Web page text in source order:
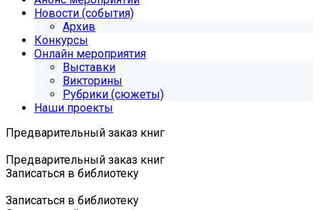
Новости (события)
Архив
Конкурсы
Онлайн мероприятия
Выставки
Викторины
Рубрики (сюжеты)
Наши проекты
Предварительный заказ книг
Предварительный заказ книг
Записаться в библиотеку
Записаться в библиотеку